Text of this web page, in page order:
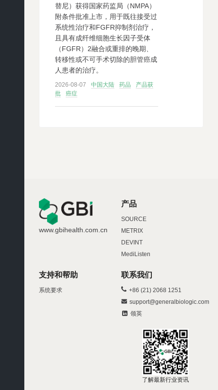
替尼）获得国家药监局（NMPA）
附条件批准上市，用于既往接受过
系统性治疗和FGFR抑制剂治疗，
且具有成纤维细胞生长因子受体
（FGFR）2融合或重排的晚期、
转移性或不可手术切除的胆管癌成
人患者的治疗。
2026-08-07 中国大陆 药品
产品获
批
癌症
www.gbihealth.com.cn
产品
SOURCE
METRIX
DEVINT
MediListen
支持和帮助
系统要求
联系我们
+86 (21) 2068 1251
support@generalbiologic.com
领英
了解最新行业资讯